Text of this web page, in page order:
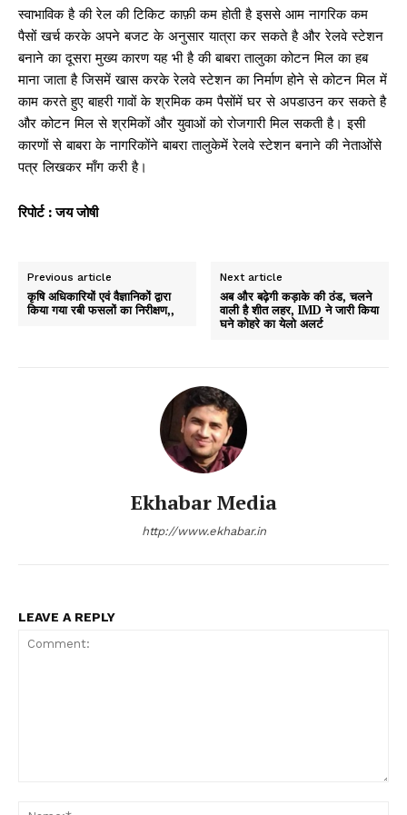
स्वाभाविक है की रेल की टिकिट काफ़ी कम होती है इससे आम नागरिक कम
पैसों खर्च करके अपने बजट के अनुसार यात्रा कर सकते है और रेलवे स्टेशन
बनाने का दूसरा मुख्य कारण यह भी है की बाबरा तालुका कोटन मिल का हब
माना जाता है जिसमें खास करके रेलवे स्टेशन का निर्माण होने से कोटन मिल में
काम करते हुए बाहरी गावों के श्रमिक कम पैसोंमें घर से अपडाउन कर सकते है
और कोटन मिल से श्रमिकों और युवाओं को रोजगारी मिल सकती है। इसी
कारणों से बाबरा के नागरिकोंने बाबरा तालुकेमें रेलवे स्टेशन बनाने की नेताओंसे
पत्र लिखकर माँग करी है।
रिपोर्ट : जय जोषी
Previous article
कृषि अधिकारियों एवं वैज्ञानिकों द्वारा
किया गया रबी फसलों का निरीक्षण,,
Next article
अब और बढ़ेगी कड़ाके की ठंड, चलने
वाली है शीत लहर, IMD ने जारी किया
घने कोहरे का येलो अलर्ट
Ekhabar Media
http://www.ekhabar.in
LEAVE A REPLY